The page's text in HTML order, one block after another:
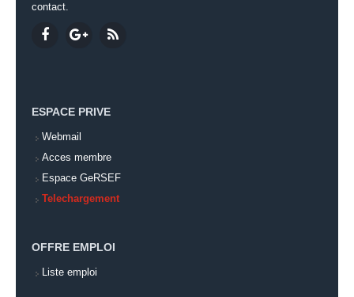
contact.
ESPACE PRIVE
Webmail
Acces membre
Espace GeRSEF
Telechargement
OFFRE EMPLOI
Liste emploi